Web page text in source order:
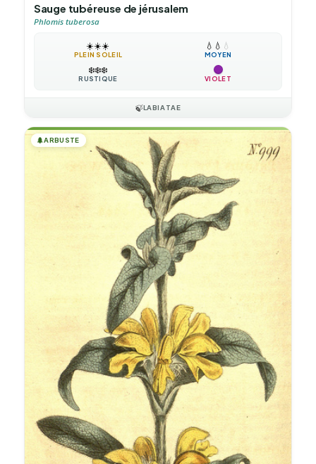
Sauge tubéreuse de jérusalem
Phlomis tuberosa
☀️☀️☀️
PLEIN SOLEIL
💧 💧 💧
MOYEN
❄️❄️❄️
RUSTIQUE VIOLET
🍃LABIATAE
🌲ARBUSTE